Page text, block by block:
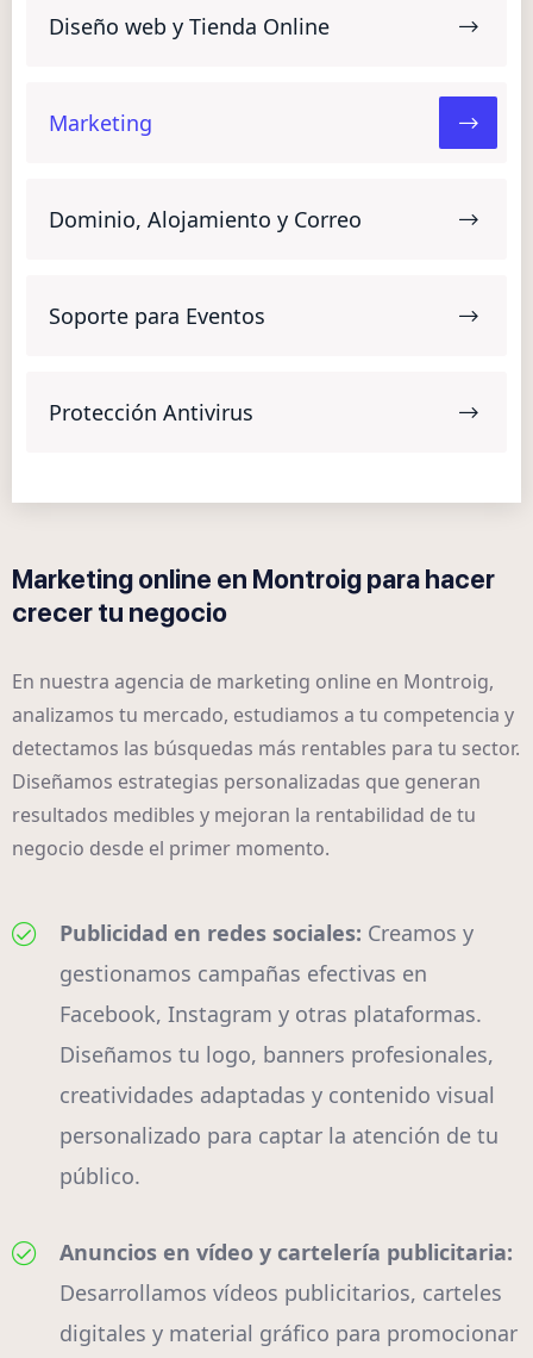
Diseño web y Tienda Online
Marketing
Dominio, Alojamiento y Correo
Soporte para Eventos
Protección Antivirus
Marketing online en Montroig para hacer
crecer tu negocio
En nuestra agencia de marketing online en Montroig,
analizamos tu mercado, estudiamos a tu competencia y
detectamos las búsquedas más rentables para tu sector.
Diseñamos estrategias personalizadas que generan
resultados medibles y mejoran la rentabilidad de tu
negocio desde el primer momento.
Publicidad en redes sociales: Creamos y
gestionamos campañas efectivas en
Facebook, Instagram y otras plataformas.
Diseñamos tu logo, banners profesionales,
creatividades adaptadas y contenido visual
personalizado para captar la atención de tu
público.
Anuncios en vídeo y cartelería publicitaria:
Desarrollamos vídeos publicitarios, carteles
digitales y material gráfico para promocionar